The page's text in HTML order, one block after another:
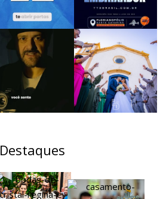
Destaques